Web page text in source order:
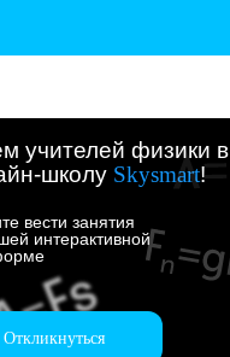
учителей физики в
школу Skysmart!
вести занятия
интерактивной
Откликнуться